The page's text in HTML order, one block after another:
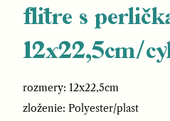
flitre s
12x22,5cm/
rozmery: 12x22,5cm
zloženie: Polyester/plast